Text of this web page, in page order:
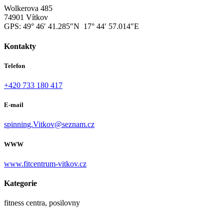
Wolkerova 485
74901 Vítkov
GPS: 49° 46′ 41.285″N 17° 44′ 57.014″E
Kontakty
Telefon
+420 733 180 417
E-mail
spinning.Vitkov@seznam.cz
WWW
www.fitcentrum-vitkov.cz
Kategorie
fitness centra, posilovny